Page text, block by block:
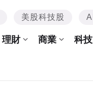
美股科技股 AI
理財 商業 科技